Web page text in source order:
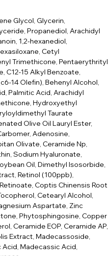
Glycol, Glycerin,
Propanediol, Arachidyl
1,2-hexanediol,
Cetyl
Trimethicone, Pentaerythrityl
C12-15 Alkyl Benzoate,
14 Olefin), Behenyl Alcohol,
Palmitic Acid, Arachidyl
Hydroxyethyl
Taurate
Olive Oil Lauryl Ester,
Adenosine,
Olivate, Ceramide Np,
Sodium Hyaluronate,
Oil, Dimethyl Isosorbide,
Retinol (100ppb),
Coptis Chinensis Root
Cetearyl Alcohol,
Aspartate, Zinc
Phytosphingosine, Copper
Ceramide EOP, Ceramide AP,
Extract, Madecassoside,
Madecassic Acid,